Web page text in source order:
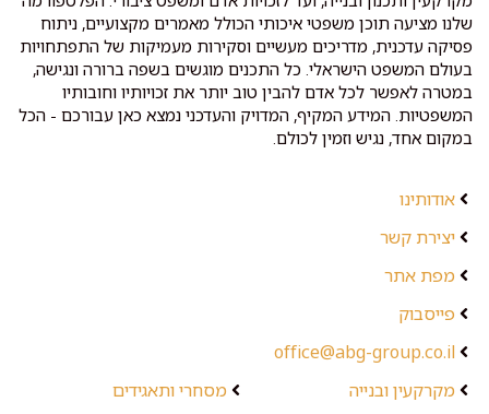
שלנו מציעה תוכן משפטי איכותי הכולל מאמרים מקצועיים, ניתוח
פסיקה עדכנית, מדריכים מעשיים וסקירות מעמיקות של התפתחויות
בעולם המשפט הישראלי. כל התכנים מוגשים בשפה ברורה ונגישה,
במטרה לאפשר לכל אדם להבין טוב יותר את זכויותיו וחובותיו
המשפטיות. המידע המקיף, המדויק והעדכני נמצא כאן עבורכם - הכל
במקום אחד, נגיש וזמין לכולם.
אודותינו
יצירת קשר
מפת אתר
פייסבוק
office@abg-group.co.il
מקרקעין ובנייה
מסחרי ותאגידים